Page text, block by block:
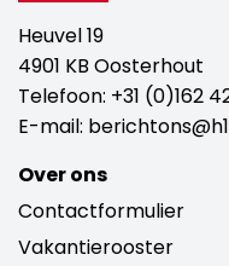
Heuvel 19
4901 KB Oosterhout
Telefoon: +31 (0)162
E-mail:
Over ons
Contactformulier
Vakantierooster